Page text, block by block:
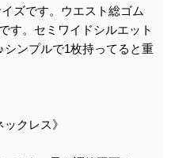
ズです。ウエスト総ゴム
す。セミワイドシルエット
ンプルで1枚持ってると重
クレス》